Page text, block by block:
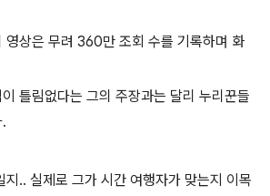
영상은 무려 360만 조회 수를 기록하며 화
틀림없다는 그의 주장과는 달리 누리꾼들
지.. 실제로 그가 시간 여행자가 맞는지 이목